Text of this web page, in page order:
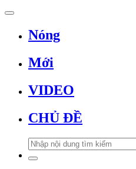
Nóng
Mới
VIDEO
CHỦ ĐỀ